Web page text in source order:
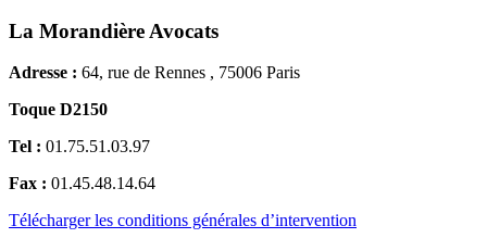
La Morandière Avocats
Adresse : 64, rue de Rennes , 75006 Paris
Toque D2150
Tel : 01.75.51.03.97
Fax : 01.45.48.14.64
Télécharger les conditions générales d’intervention